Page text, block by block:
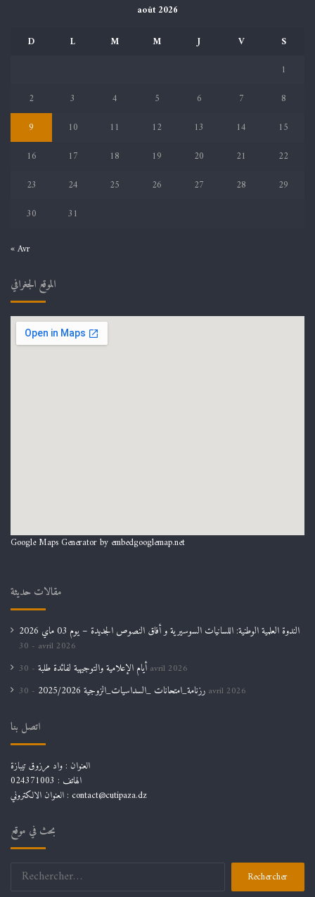
août 2026
D
L M M J V
S
1
2
3 4 5 6 7
8
9
10 11 12 13 14
15
16
17 18 19 20 21
22
23
24 25 26 27 28
29
30
31
« Avr
الموقع الجغرافي
Google Maps Generator by embedgooglemap.net
مقالات حديثة
الندوة العلمية الوطنية: اللسانيات السوسيرية و أفاق النصوص الجديدة – يوم 03 ماي 2026
30 avril 2026
أيام الإعلامية والتوجيهية لفائدة طلبة 30 avril 2026
رزنامة_امتحانات _السداسيات_الزوجية 2025/2026 30 avril 2026
اتصل بنا
العنوان : واد مرزوق تيبازة
الهاتف : 024371003
العنوان الالكتروني : contact@cutipaza.dz
بحث في موقع
Rechercher :